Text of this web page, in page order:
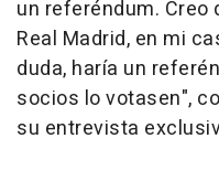
un referéndum. Creo
Real Madrid, en mi
duda, haría un
socios lo votasen",
su entrevista